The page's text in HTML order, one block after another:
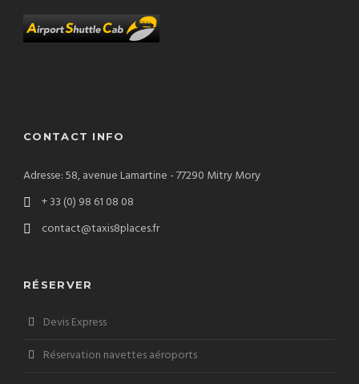
CONTACT INFO
Adresse: 58, avenue Lamartine - 77290 Mitry Mory
+ 33 (0) 98 61 08 08
contact@taxis8places.fr
RÉSERVER
Devis Express
Réservation navettes aéroports